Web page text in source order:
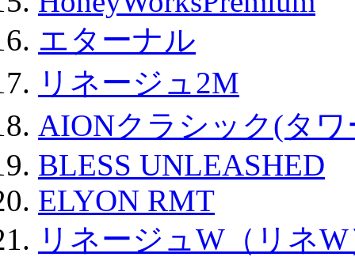
エターナル
リネージュ2M
AIONクラシック(タ
BLESS UNLEASHED
ELYON RMT
リネージュW（リネ